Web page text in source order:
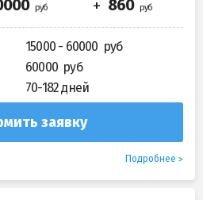
15000 - 60000
60000
70-182 дней
заявку
Подробнее